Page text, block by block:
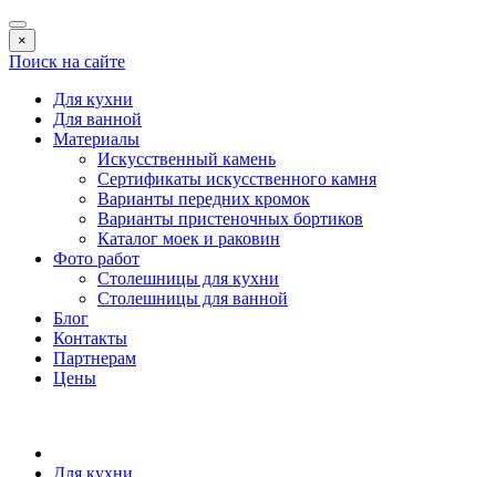
×
Поиск на сайте
Для кухни
Для ванной
Материалы
Искусственный камень
Сертификаты искусственного камня
Варианты передних кромок
Варианты пристеночных бортиков
Каталог моек и раковин
Фото работ
Столешницы для кухни
Столешницы для ванной
Блог
Контакты
Партнерам
Цены
Для кухни